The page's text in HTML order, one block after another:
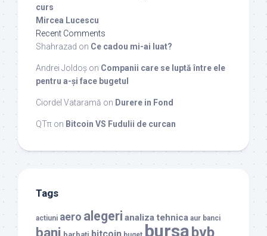
curs
Mircea Lucescu
Recent Comments
Shahrazad on Ce cadou mi-ai luat?
Andrei Joldoș on Companii care se luptă între ele
pentru a-și face bugetul
Ciordel Vataramă on Durere in Fond
QTπ on Bitcoin VS Fudulii de curcan
Tags
actiuni aero alegeri analiza tehnica aur banci
bani bursa bvb